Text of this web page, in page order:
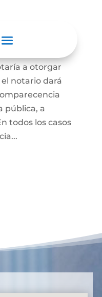
otorgar
que una
a otorgar
notario dará
pública, a
todos los casos